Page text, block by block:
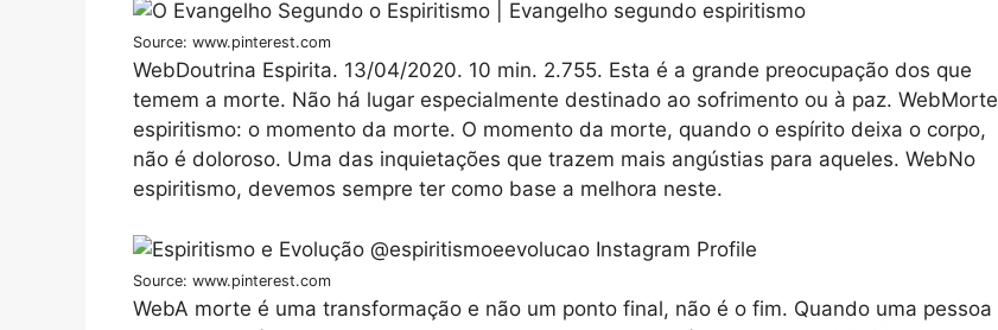
Source: www.pinterest.com
WebDoutrina Espirita. 13/04/2020. 10 min. 2.755. Esta é a grande preocupação dos que
temem a morte. Não há lugar especialmente destinado ao sofrimento ou à paz. WebMorte
espiritismo: o momento da morte. O momento da morte, quando o espírito deixa o corpo,
não é doloroso. Uma das inquietações que trazem mais angústias para aqueles. WebNo
espiritismo, devemos sempre ter como base a melhora neste.
Source: www.pinterest.com
WebA morte é uma transformação e não um ponto final, não é o fim. Quando uma pessoa